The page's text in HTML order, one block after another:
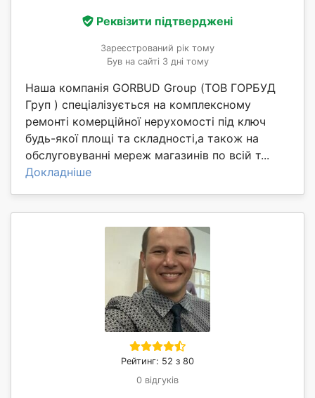
Реквізити підтверджені
Зареєстрований рік тому
Був на сайті 3 дні тому
Наша компанія GORBUD Group (ТОВ ГОРБУД
Груп ) спеціалізується на комплексному
ремонті комерційної нерухомості під ключ
будь-якої площі та складності,а також на
обслуговуванні мереж магазинів по всій т...
Докладніше
Рейтинг: 52 з 80
0 відгуків